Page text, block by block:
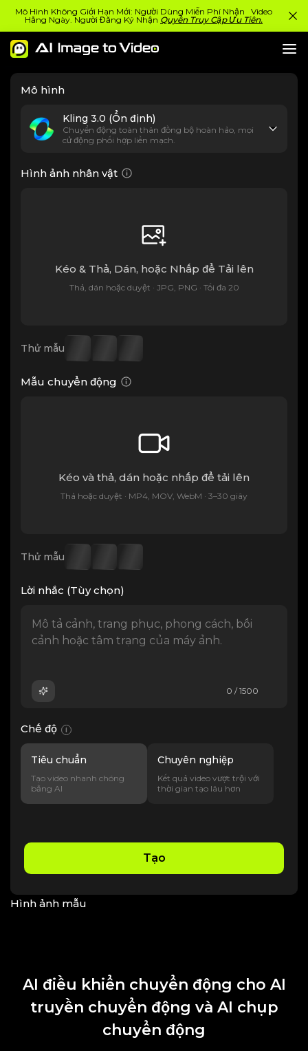
Mô Hình Không Giới Hạn Mới: Người Dùng Miễn Phí Nhận Video
Hằng Ngày. Người Đăng Ký Nhận Quyền Truy Cập Ưu Tiên.
Mô hình
Kling 3.0 (Ổn định)
Chuyển động toàn thân đồng bộ hoàn hảo, mọi
cử động phối hợp liền mạch.
Hình ảnh nhân vật
Kéo & Thả, Dán, hoặc Nhấp để Tải lên
Thả, dán hoặc duyệt · JPG, PNG · Tối đa 20
Thử mẫu
Mẫu chuyển động
Kéo và thả, dán hoặc nhấp để tải lên
Thả hoặc duyệt · MP4, MOV, WebM · 3–30 giây
Thử mẫu
Lời nhắc (Tùy chọn)
0 / 1500
Chế độ i
Tiêu chuẩn
Tạo video nhanh chóng
bằng AI
Chuyên nghiệp
Kết quả video vượt trội với
thời gian tạo lâu hơn
Tạo
Hình ảnh mẫu
AI điều khiển chuyển động cho AI
truyền chuyển động và AI chụp
chuyển động